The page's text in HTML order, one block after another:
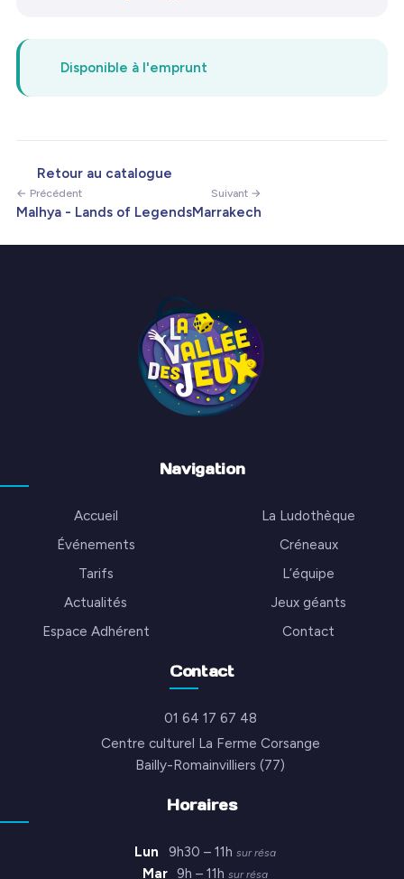
Disponible à l'emprunt
Retour au catalogue
← Précédent
Malhya - Lands of Legends
Suivant →
Marrakech
Navigation
Accueil
La Ludothèque
Événements
Créneaux
Tarifs
L’équipe
Actualités
Jeux géants
Espace Adhérent
Contact
Contact
01 64 17 67 48
Centre culturel La Ferme Corsange
Bailly-Romainvilliers (77)
Horaires
Lun 9h30 – 11h sur résa
Mar 9h – 11h sur résa